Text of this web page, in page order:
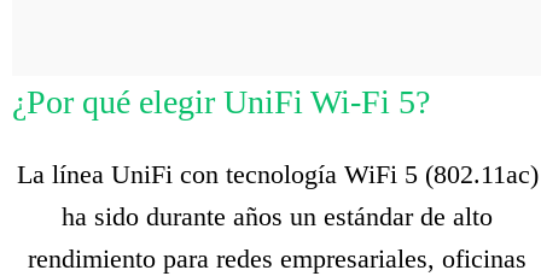
¿Por qué elegir UniFi Wi-Fi 5?
La línea UniFi con tecnología WiFi 5 (802.11ac)
ha sido durante años un estándar de alto
rendimiento para redes empresariales, oficinas